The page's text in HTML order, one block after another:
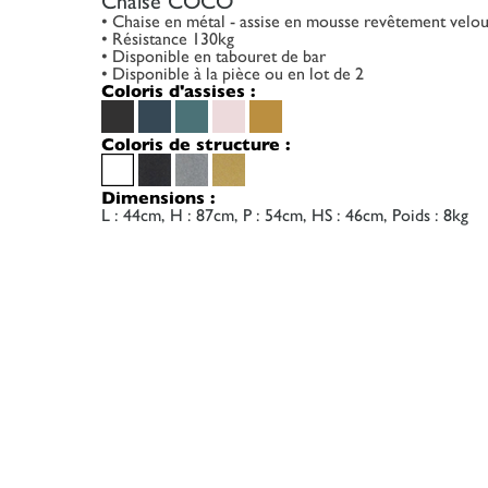
• Chaise en métal - assise en mousse revêtement
• Résistance 130kg
• Disponible en tabouret de bar
• Disponible à la pièce ou en lot de 2
Coloris d'assises :
Coloris de structure :
Dimensions :
L : 44cm, H : 87cm, P : 54cm, HS : 46cm, Poids : 8kg